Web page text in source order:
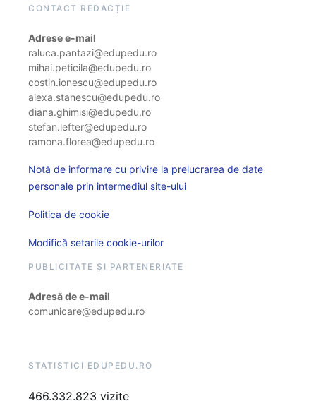
CONTACT REDACȚIE
Adrese e-mail
raluca.pantazi@edupedu.ro
mihai.peticila@edupedu.ro
costin.ionescu@edupedu.ro
alexa.stanescu@edupedu.ro
diana.ghimisi@edupedu.ro
stefan.lefter@edupedu.ro
ramona.florea@edupedu.ro
Notă de informare cu privire la prelucrarea de date
personale prin intermediul site-ului
Politica de cookie
Modifică setarile cookie-urilor
PUBLICITATE ȘI PARTENERIATE
Adresă de e-mail
comunicare@edupedu.ro
STATISTICI EDUPEDU.RO
466.332.823 vizite